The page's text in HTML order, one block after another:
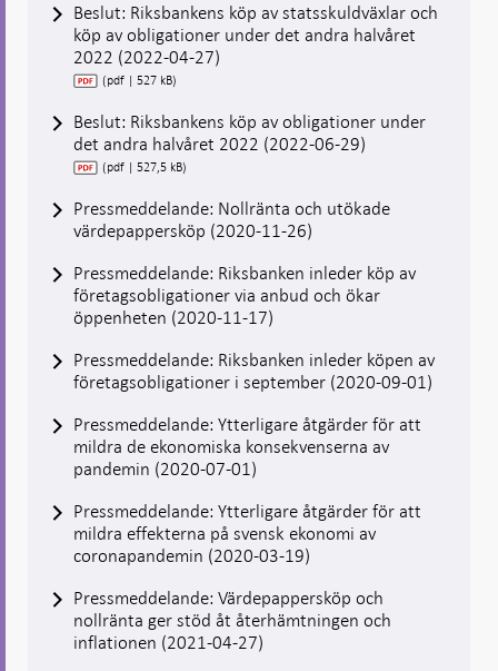
Beslut: Riksbankens köp av statsskuldväxlar och
köp av obligationer under det andra halvåret
2022 (2022-04-27)
(pdf | 527 kB)
Beslut: Riksbankens köp av obligationer under
det andra halvåret 2022 (2022-06-29)
(pdf | 527,5 kB)
Pressmeddelande: Nollränta och utökade
värdepappersköp (2020-11-26)
Pressmeddelande: Riksbanken inleder köp av
företagsobligationer via anbud och ökar
öppenheten (2020-11-17)
Pressmeddelande: Riksbanken inleder köpen av
företagsobligationer i september (2020-09-01)
Pressmeddelande: Ytterligare åtgärder för att
mildra de ekonomiska konsekvenserna av
pandemin (2020-07-01)
Pressmeddelande: Ytterligare åtgärder för att
mildra effekterna på svensk ekonomi av
coronapandemin (2020-03-19)
Pressmeddelande: Värdepappersköp och
nollränta ger stöd åt återhämtningen och
inflationen (2021-04-27)